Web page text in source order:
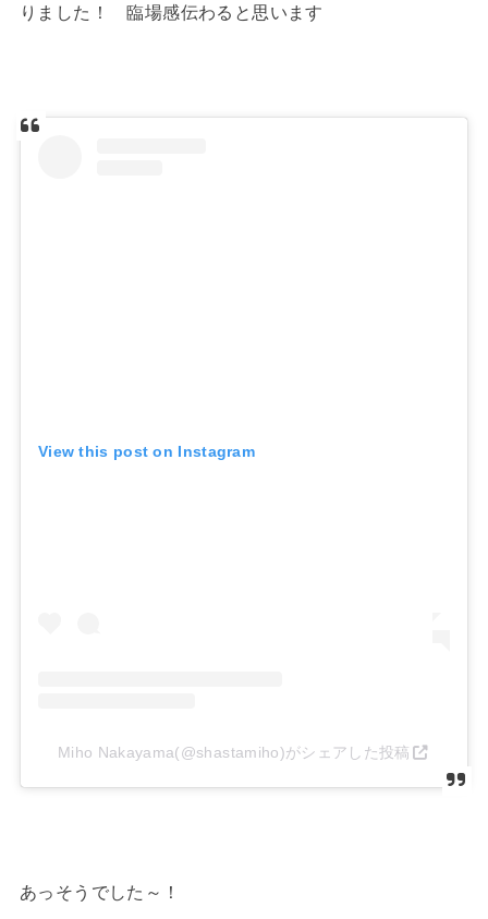
りました！ 臨場感伝わると思います
View this post on Instagram
Miho Nakayama(@shastamiho)がシェアした投稿
あっそうでした～！